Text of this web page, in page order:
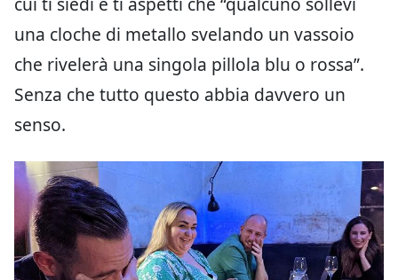
una cloche di metallo svelando un vassoio
che rivelerà una singola pillola blu o rossa”.
Senza che tutto questo abbia davvero un
senso.